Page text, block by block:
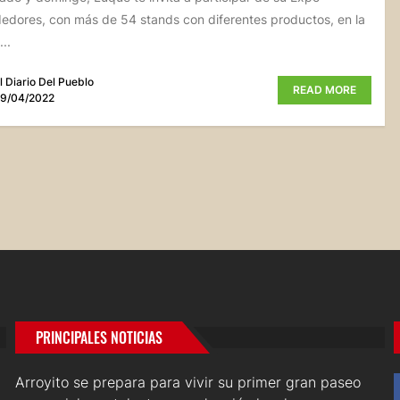
con más de 54 stands con diferentes productos, en la
Diario Del Pueblo
04/2022
READ MORE
PRINCIPALES NOTICIAS
Arroyito se prepara para vivir su primer gran paseo